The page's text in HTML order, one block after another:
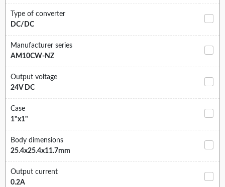
Type of converter
DC/DC
Manufacturer series
AM10CW-NZ
Output voltage
24V DC
Case
1"x1"
Body dimensions
25.4x25.4x11.7mm
Output current
0.2A